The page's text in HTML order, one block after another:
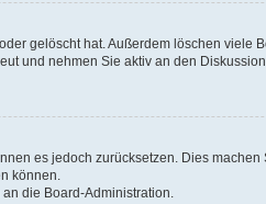
gelöscht hat. Außerdem löschen viele
und nehmen Sie aktiv an den
es jedoch zurücksetzen. Dies
können.
die Board-Administration.